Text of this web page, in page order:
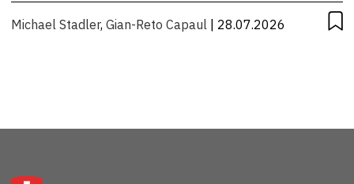
Michael Stadler, Gian-Reto Capaul | 28.07.2026